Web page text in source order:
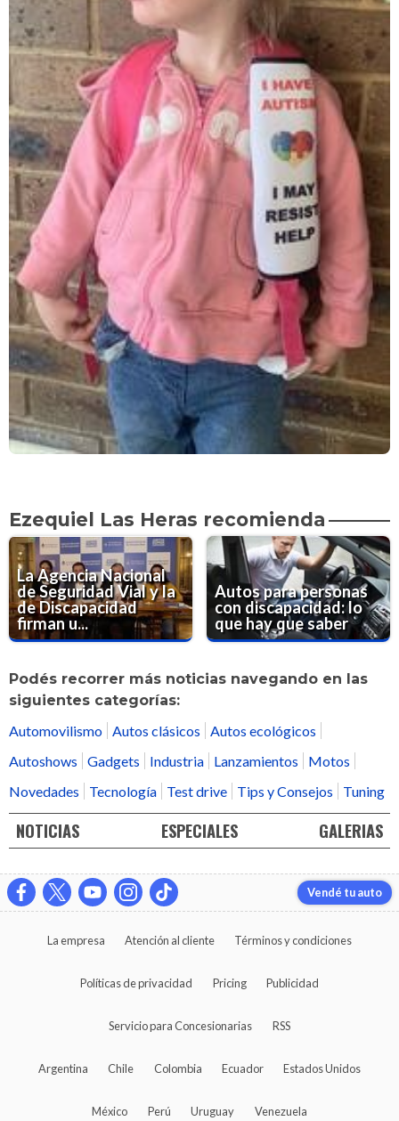
Ezequiel Las Heras recomienda
La Agencia Nacional
de Seguridad Vial y la
de Discapacidad
firman u...
Autos para personas
con discapacidad: lo
que hay que saber
Podés recorrer más noticias navegando en las
siguientes categorías:
Automovilismo
Autos clásicos
Autos ecológicos
Autoshows
Gadgets Industria Lanzamientos
Motos
Novedades
Tecnología Test drive Tips y Consejos Tuning
NOTICIAS ESPECIALES GALERIAS
Vendé tu auto
La empresa Atención al cliente Términos y condiciones
Políticas de privacidad Pricing Publicidad
Servicio para Concesionarias RSS
Argentina Chile Colombia Ecuador Estados Unidos
México Perú Uruguay Venezuela